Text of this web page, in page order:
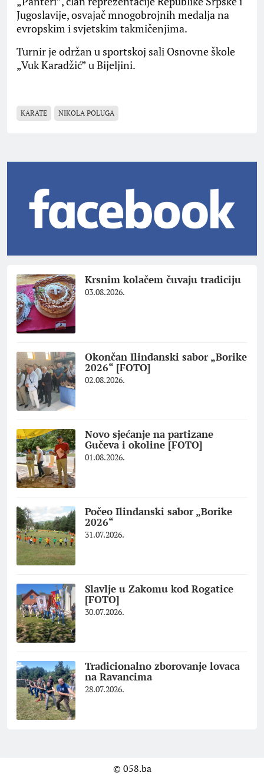
Jugoslavije, osvajač mnogobrojnih medalja na
evropskim i svjetskim takmičenjima.
Turnir je održan u sportskoj sali Osnovne škole
„Vuk Karadžić” u Bijeljini.
KARATE NIKOLA POLUGA
Krsnim kolačem čuvaju tradiciju
03.08.2026.
Okončan Ilindanski sabor „Borike
2026“ [FOTO]
02.08.2026.
Novo sjećanje na partizane
Gučeva i okoline [FOTO]
01.08.2026.
Počeo Ilindanski sabor „Borike
2026“
31.07.2026.
Slavlje u Zakomu kod Rogatice
[FOTO]
30.07.2026.
Tradicionalno zborovanje lovaca
na Ravancima
28.07.2026.
© 058.ba